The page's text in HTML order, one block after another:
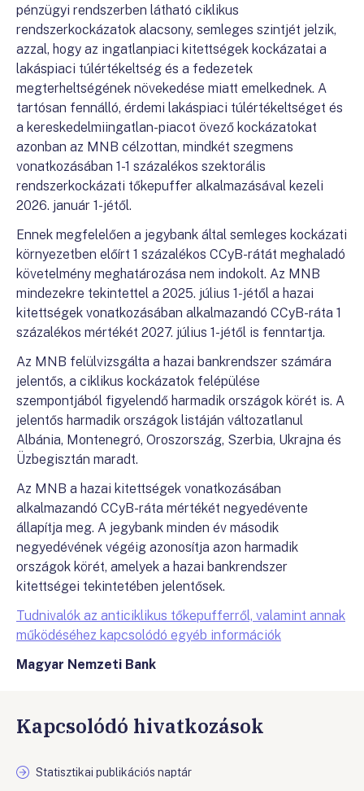
pénzügyi rendszerben látható ciklikus
rendszerkockázatok alacsony, semleges szintjét jelzik,
azzal, hogy az ingatlanpiaci kitettségek kockázatai a
lakáspiaci túlértékeltség és a fedezetek
megterheltségének növekedése miatt emelkednek. A
tartósan fennálló, érdemi lakáspiaci túlértékeltséget és
a kereskedelmiingatlan-piacot övező kockázatokat
azonban az MNB célzottan, mindkét szegmens
vonatkozásában 1-1 százalékos szektorális
rendszerkockázati tőkepuffer alkalmazásával kezeli
2026. január 1-jétől.
Ennek megfelelően a jegybank által semleges kockázati
környezetben előírt 1 százalékos CCyB-rátát meghaladó
követelmény meghatározása nem indokolt. Az MNB
mindezekre tekintettel a 2025. július 1-jétől a hazai
kitettségek vonatkozásában alkalmazandó CCyB-ráta 1
százalékos mértékét 2027. július 1-jétől is fenntartja.
Az MNB felülvizsgálta a hazai bankrendszer számára
jelentős, a ciklikus kockázatok felépülése
szempontjából figyelendő harmadik országok körét is. A
jelentős harmadik országok listáján változatlanul
Albánia, Montenegró, Oroszország, Szerbia, Ukrajna és
Üzbegisztán maradt.
Az MNB a hazai kitettségek vonatkozásában
alkalmazandó CCyB-ráta mértékét negyedévente
állapítja meg. A jegybank minden év második
negyedévének végéig azonosítja azon harmadik
országok körét, amelyek a hazai bankrendszer
kitettségei tekintetében jelentősek.
Tudnivalók az anticiklikus tőkepufferről, valamint annak
működéséhez kapcsolódó egyéb információk
Magyar Nemzeti Bank
Kapcsolódó hivatkozások
Statisztikai publikációs naptár